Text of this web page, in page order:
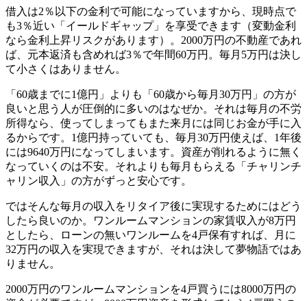
借入は2％以下の金利で可能になっていますから、現時点で
も3％近い「イールドギャップ」を享受できます（変動金利
なら金利上昇リスクがあります）。2000万円の不動産であれ
ば、元本返済も含めれば3％で年間60万円。毎月5万円は決し
て小さくはありません。
「60歳までに1億円」よりも「60歳から毎月30万円」の方が
良いと思う人が圧倒的に多いのはなぜか。それは毎月の不労
所得なら、使ってしまってもまた来月には同じお金が手に入
るからです。1億円持っていても、毎月30万円使えば、1年後
には9640万円になってしまいます。資産が削れるように無く
なっていくのは不安。それよりも毎月もらえる「チャリンチ
ャリン収入」の方がずっと安心です。
ではそんな毎月の収入をリタイア後に実現するためにはどう
したら良いのか。ワンルームマンションの家賃収入が8万円
としたら、ローンの無いワンルームを4戸保有すれば、月に
32万円の収入を実現できますが、それは決して夢物語ではあ
りません。
2000万円のワンルームマンションを4戸買うには8000万円の